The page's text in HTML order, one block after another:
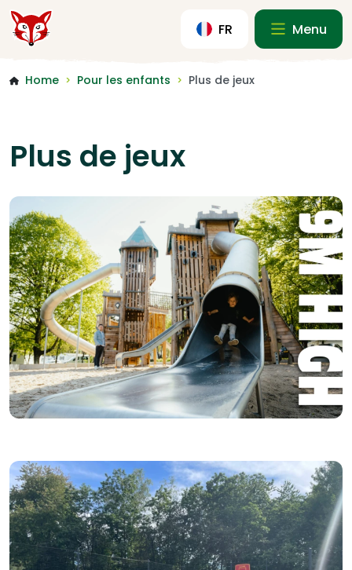
FR Menu
Home > Pour les enfants > Plus de jeux
Plus de jeux